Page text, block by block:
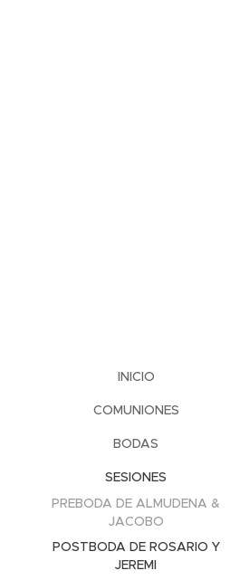
INICIO
COMUNIONES
BODAS
SESIONES
PREBODA DE ALMUDENA &
JACOBO
POSTBODA DE ROSARIO Y
JEREMI